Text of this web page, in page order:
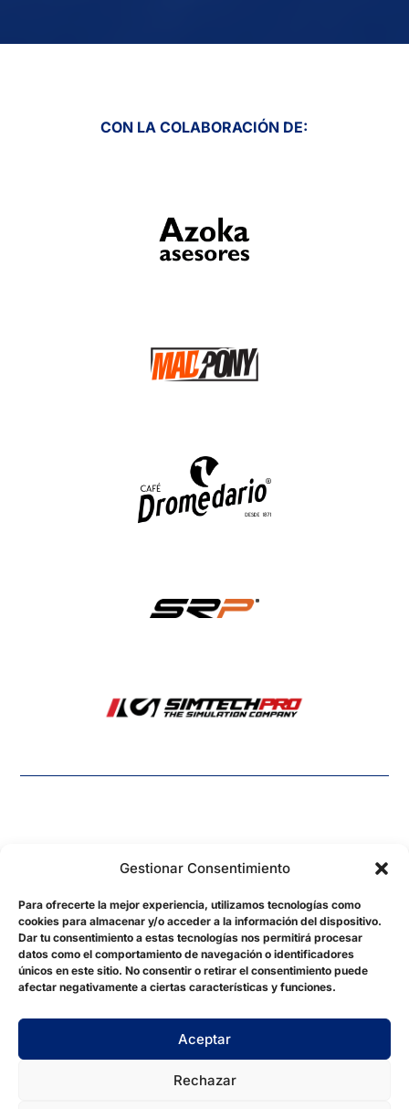
Gestionar Consentimiento
Para ofrecerte la mejor experiencia, utilizamos tecnologías como
cookies para almacenar y/o acceder a la información del dispositivo.
Dar tu consentimiento a estas tecnologías nos permitirá procesar
datos como el comportamiento de navegación o identificadores
únicos en este sitio. No consentir o retirar el consentimiento puede
afectar negativamente a ciertas características y funciones.
Aceptar
Rechazar
CON LA COLABORACIÓN DE:
hydrasimsports@gmail.com
©2026. Created byjordimorenodiaz.dev
Aviso Legal
Política de Privacidad
Política de Cookies
Condiciones de Venta